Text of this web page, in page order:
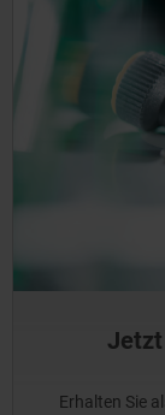
Erhalten Sie